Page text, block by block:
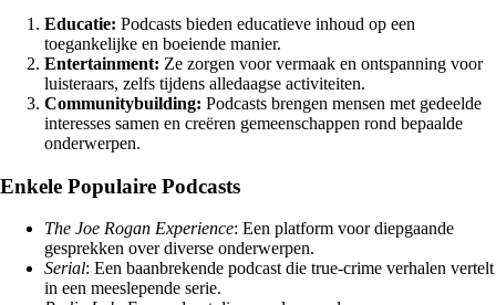
Educatie: Podcasts bieden educatieve inhoud op een
toegankelijke en boeiende manier.
Entertainment: Ze zorgen voor vermaak en ontspanning voor
luisteraars, zelfs tijdens alledaagse activiteiten.
Communitybuilding: Podcasts brengen mensen met gedeelde
interesses samen en creëren gemeenschappen rond bepaalde
onderwerpen.
Enkele Populaire Podcasts
The Joe Rogan Experience: Een platform voor diepgaande
gesprekken over diverse onderwerpen.
Serial: Een baanbrekende podcast die true-crime verhalen vertelt
in een meeslepende serie.